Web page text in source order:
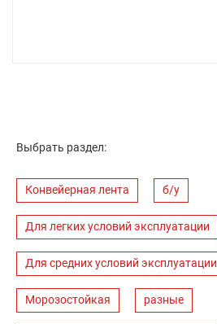
Выбрать раздел:
Конвейерная лента б/у
Для легких условий эксплуатации
Для средних условий эксплуатации
Морозостойкая разные